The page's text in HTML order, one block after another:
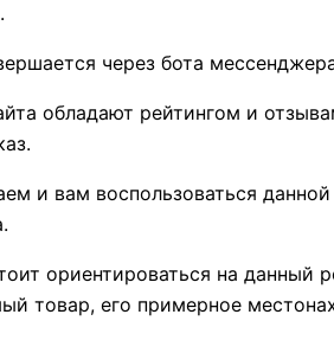
через бота
обладают рейтингом и
и вам воспользоваться
ориентироваться на
товар, его примерное